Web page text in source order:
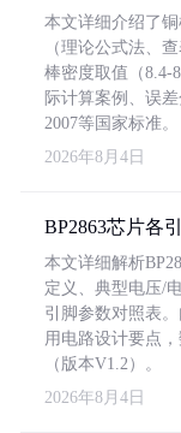
本文详细介绍了
（理论公式法、
棒密度取值（8.4-
际计算案例、误
2007等国家标准。
2026年8月4日
BP2863芯片各
本文详细解析
定义、典型电压/
引脚参数对照表
用电路设计要点
（版本V1.2）。
2026年8月4日